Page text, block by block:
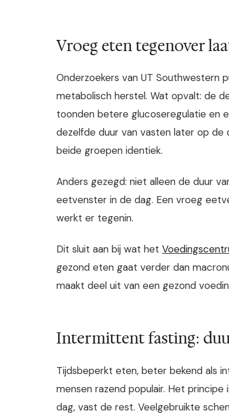
Vroeg eten tegenover
Onderzoekers van UT Southwestern
metabolisch herstel. Wat opvalt: de
toonden betere glucoseregulatie en
dezelfde duur van vasten later op
beide groepen identiek.
Anders gezegd: niet alleen de duur
eetvenster in de dag. Een vroeg
werkt er tegenin.
Dit sluit aan bij wat het
gezond eten gaat verder dan
maakt deel uit van een gezond
Intermittent fasting:
Tijdsbeperkt eten, beter bekend als
mensen razend populair. Het
dag, vast de rest. Veelgebruikte